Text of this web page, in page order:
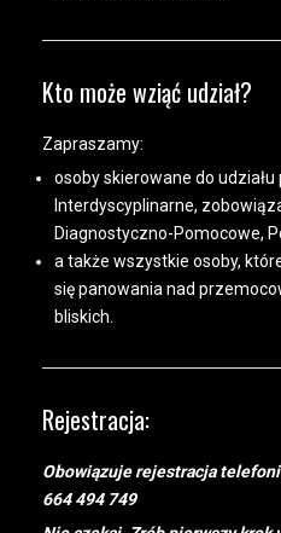
Kto może wziąć udział?
Zapraszamy:
osoby skierowane do udziału
Interdyscyplinarne,
Diagnostyczno-Pomocowe,
a także wszystkie osoby,
się panowania nad
bliskich.
Rejestracja:
Obowiązuje rejestracja
664 494 749